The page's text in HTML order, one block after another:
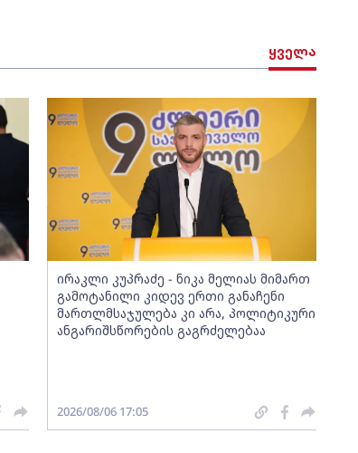
ყველა
ირაკლი კუპრაძე - ნიკა მელიას მიმართ
გამოტანილი კიდევ ერთი განაჩენი
მართლმსაჯულება კი არა, პოლიტიკური
ანგარიშსწორების გაგრძელებაა
2026/08/06 17:05